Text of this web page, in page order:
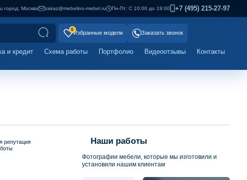
город: Москва zakaz@mebelino-mebel.ru Пн-Пт: С 10:00 до 19:00 +7 (495) 215-27-97
0
Избранные модели Заказать звонок
и кредит Схема работы Портфолио Видеоотзывы Контакты
репутация
Наши работы
Фотографии мебели, которые мы изготовили и
установили нашим клиентам